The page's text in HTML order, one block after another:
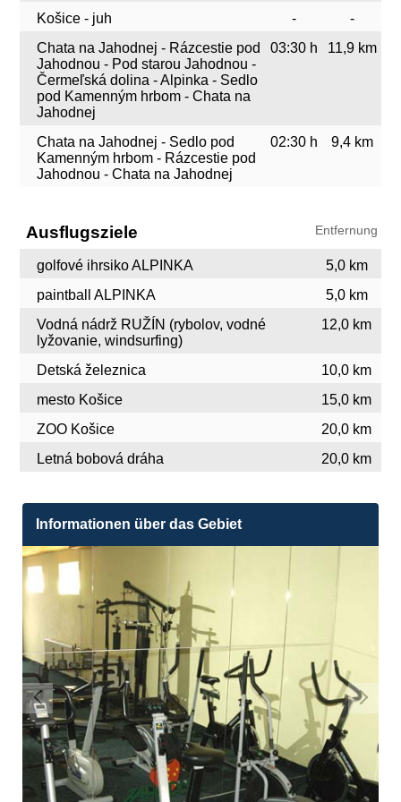
Košice - juh
-
-
Chata na Jahodnej - Rázcestie pod
Jahodnou - Pod starou Jahodnou -
Čermeľská dolina - Alpinka - Sedlo
pod Kamenným hrbom - Chata na
Jahodnej
03:30 h 11,9 km
Chata na Jahodnej - Sedlo pod
Kamenným hrbom - Rázcestie pod
Jahodnou - Chata na Jahodnej
02:30 h 9,4 km
Ausflugsziele Entfernung
golfové ihrsiko ALPINKA
5,0 km
paintball ALPINKA
5,0 km
Vodná nádrž RUŽÍN (rybolov, vodné
lyžovanie, windsurfing)
12,0 km
Detská železnica
10,0 km
mesto Košice
15,0 km
ZOO Košice
20,0 km
Letná bobová dráha
20,0 km
Informationen über das Gebiet